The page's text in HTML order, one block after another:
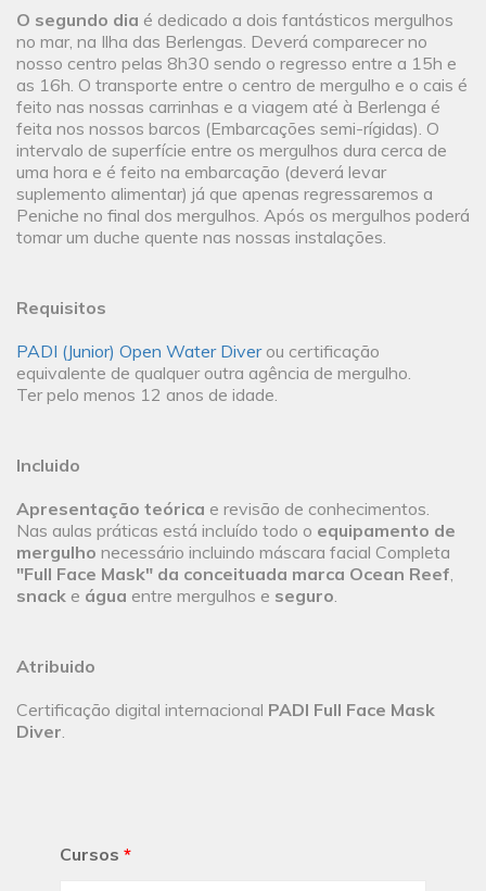
O segundo dia é dedicado a dois fantásticos mergulhos
no mar, na Ilha das Berlengas. Deverá comparecer no
nosso centro pelas 8h30 sendo o regresso entre a 15h e
as 16h. O transporte entre o centro de mergulho e o cais é
feito nas nossas carrinhas e a viagem até à Berlenga é
feita nos nossos barcos (Embarcações semi-rígidas). O
intervalo de superfície entre os mergulhos dura cerca de
uma hora e é feito na embarcação (deverá levar
suplemento alimentar) já que apenas regressaremos a
Peniche no final dos mergulhos. Após os mergulhos poderá
tomar um duche quente nas nossas instalações.
Requisitos
PADI (Junior) Open Water Diverou certificação
equivalente de qualquer outra agência de mergulho.
Ter pelo menos 12 anos de idade.
Incluido
Apresentação teórica e revisão de conhecimentos.
Nas aulas práticas está incluído todo o equipamento de
mergulho necessário incluindo máscara facial Completa
"Full Face Mask" da conceituada marca Ocean Reef,
snack e água entre mergulhos e seguro.
Atribuido
Certificação digital internacional PADI Full Face Mask
Diver.
Cursos *